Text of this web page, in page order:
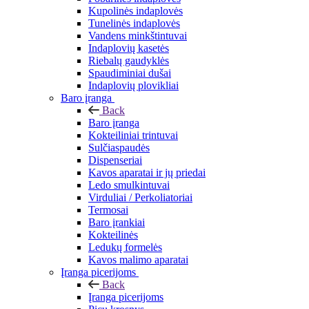
Kupolinės indaplovės
Tunelinės indaplovės
Vandens minkštintuvai
Indaplovių kasetės
Riebalų gaudyklės
Spaudiminiai dušai
Indaplovių plovikliai
Baro įranga
Back
Baro įranga
Kokteiliniai trintuvai
Sulčiaspaudės
Dispenseriai
Kavos aparatai ir jų priedai
Ledo smulkintuvai
Virduliai / Perkoliatoriai
Termosai
Baro įrankiai
Kokteilinės
Ledukų formelės
Kavos malimo aparatai
Įranga picerijoms
Back
Įranga picerijoms